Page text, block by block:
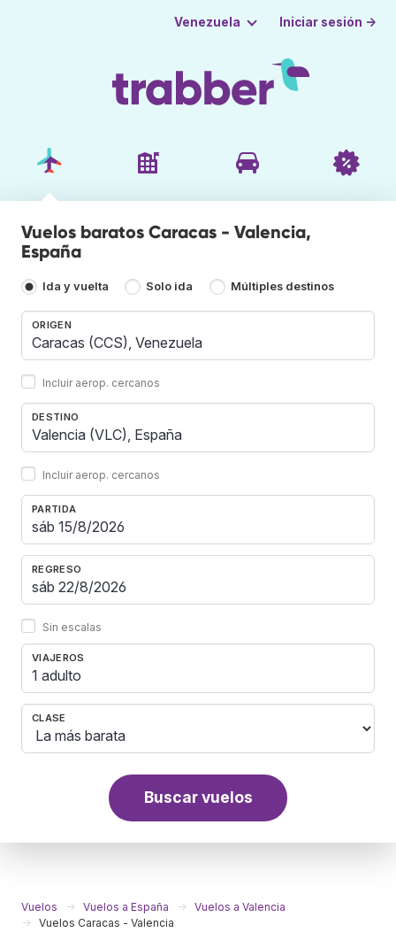
Venezuela Iniciar sesión →
Vuelos baratos Caracas - Valencia,
España
Ida y vuelta Solo ida Múltiples destinos
ORIGEN
Incluir aerop. cercanos
DESTINO
Incluir aerop. cercanos
PARTIDA
REGRESO
Sin escalas
VIAJEROS
1 adulto
CLASE
Buscar vuelos
Vuelos Vuelos a España
Vuelos a Valencia
Vuelos Caracas - Valencia